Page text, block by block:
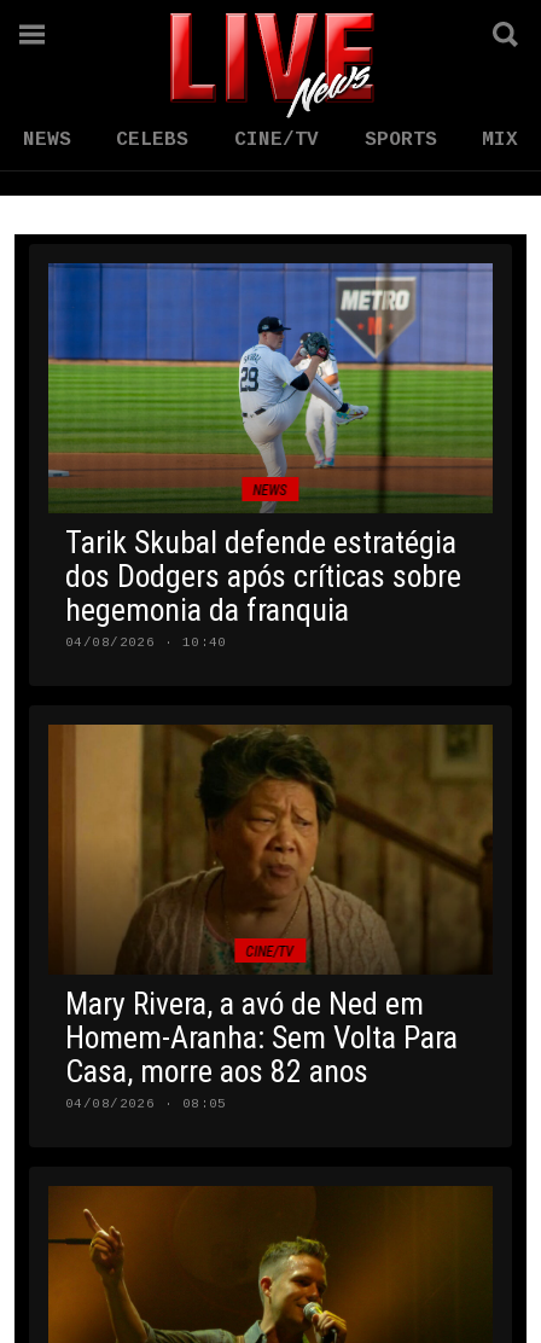
NEWS CELEBS CINE/TV SPORTS MIX
NEWS
Tarik Skubal defende estratégia
dos Dodgers após críticas sobre
hegemonia da franquia
04/08/2026 · 10:40
CINE/TV
Mary Rivera, a avó de Ned em
Homem-Aranha: Sem Volta Para
Casa, morre aos 82 anos
04/08/2026 · 08:05